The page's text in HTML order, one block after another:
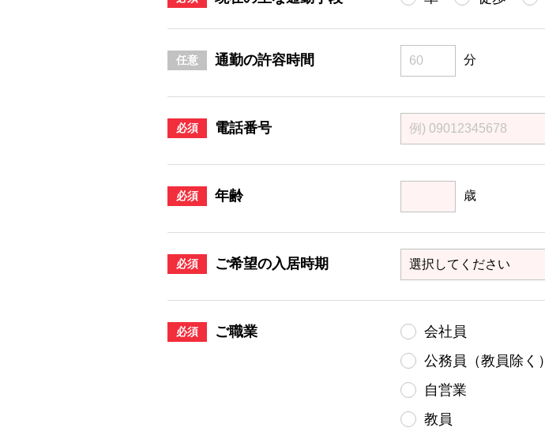
通勤の許容時間
任意 分
電話番号
必須
年齢
必須 歳
ご希望の入居時期
必須
ご職業
必須
会社員
公務員（教員除く）
自営業
教員